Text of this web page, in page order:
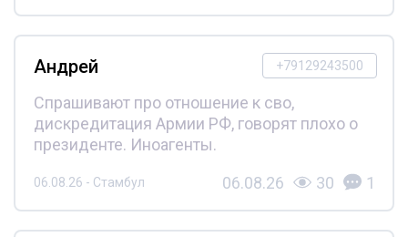
+79129243500
Андрей
Спрашивают про отношение к сво,
дискредитация Армии РФ, говорят плохо о
президенте. Иноагенты.
06.08.26 - Стамбул 06.08.26 30 1